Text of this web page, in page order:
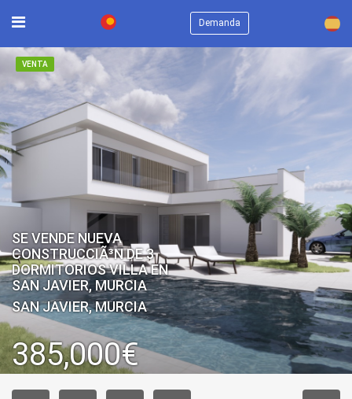
Demanda ×
VENTA
SE VENDE NUEVA
CONSTRUCCIÃ³N DE 3
DORMITORIOS VILLA EN
SAN JAVIER, MURCIA
SAN JAVIER, MURCIA
385,000€